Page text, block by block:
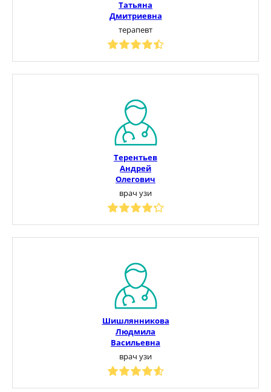
Татьяна
Дмитриевна
терапевт
Терентьев
Андрей
Олегович
врач узи
Шишлянникова
Людмила
Васильевна
врач узи